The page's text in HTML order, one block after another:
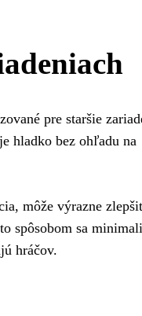
pre staršie
hladko bez ohľadu na
môže výrazne
spôsobom sa
hráčov.